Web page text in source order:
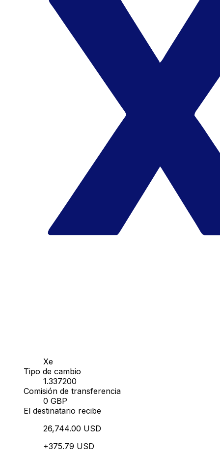
Xe
Tipo de cambio
1.337200
Comisión de transferencia
0 GBP
El destinatario recibe
26,744.00 USD
+375.79 USD